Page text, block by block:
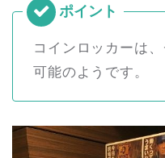
コインロッカーは
可能のようです。